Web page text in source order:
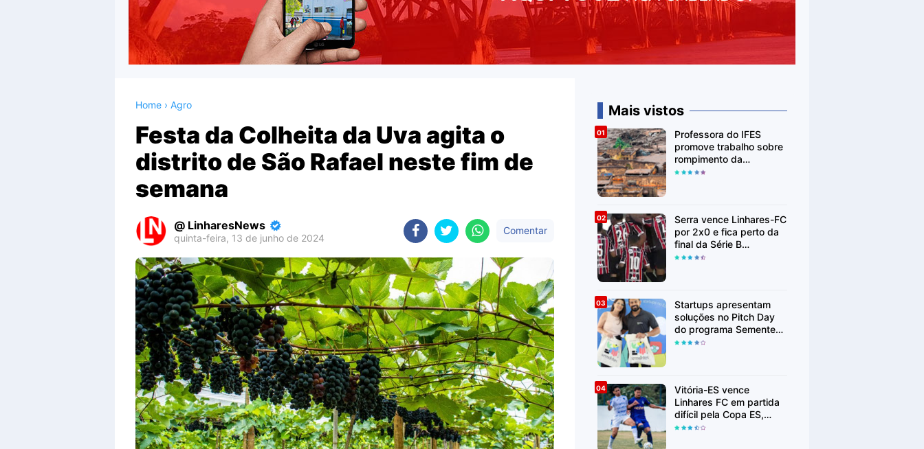
Home › Agro
Festa da Colheita da Uva agita o
distrito de São Rafael neste fim de
semana
LinharesNews
quinta-feira, 13 de junho de 2024
Comentar
Premium
By
Raushan
Design
With
Shroff
Templates
Mais vistos
Professora do IFES
promove trabalho sobre
rompimento da
Barragem de Fundão em
Serra vence Linhares-FC
por 2x0 e fica perto da
final da Série B
Capixaba
Startups apresentam
soluções no Pitch Day
do programa Sementes
em Linhares
Vitória-ES vence
Linhares FC em partida
difícil pela Copa ES,
Linhares FC segue para